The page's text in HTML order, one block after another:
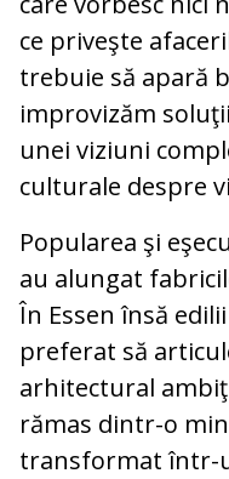
ce priveşte
trebuie să apară
improvizăm
unei viziuni
culturale despre
Popularea şi
au alungat
În Essen însă
preferat să
arhitectural
rămas dintr-o
transformat într-